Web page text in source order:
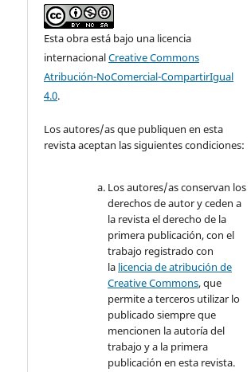
Esta obra está bajo una licencia
internacionalCreative Commons
Atribución-NoComercial-CompartirIgual
4.0.
Los autores/as que publiquen en esta
revista aceptan las siguientes condiciones:
Los autores/as conservan los
derechos de autor y ceden a
la revista el derecho de la
primera publicación, con el
trabajo registrado con
la licencia de atribución de
Creative Commons, que
permite a terceros utilizar lo
publicado siempre que
mencionen la autoría del
trabajo y a la primera
publicación en esta revista.